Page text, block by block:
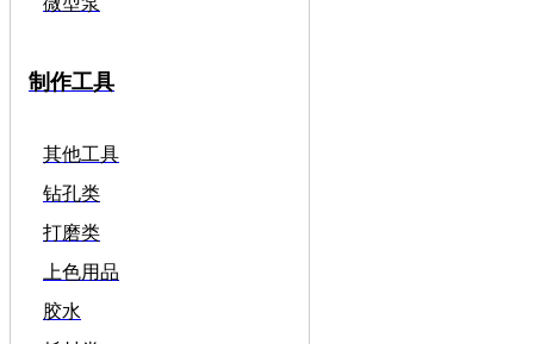
制作工具
其他工具
钻孔类
打磨类
上色用品
胶水